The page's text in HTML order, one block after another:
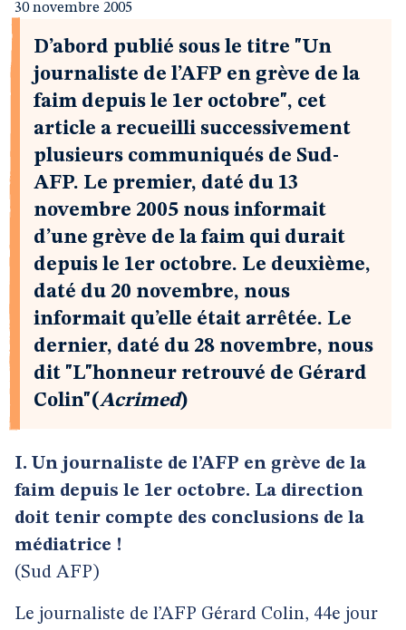
30 novembre 2005
D’abord publié sous le titre "Un
journaliste de l’AFP en grève de la
faim depuis le 1er octobre", cet
article a recueilli successivement
plusieurs communiqués de Sud-
AFP. Le premier, daté du 13
novembre 2005 nous informait
d’une grève de la faim qui durait
depuis le 1er octobre. Le deuxième,
daté du 20 novembre, nous
informait qu’elle était arrêtée. Le
dernier, daté du 28 novembre, nous
dit "L"honneur retrouvé de Gérard
Colin"(Acrimed)
I. Un journaliste de l’AFP en grève de la
faim depuis le 1er octobre. La direction
doit tenir compte des conclusions de la
médiatrice !
(Sud AFP)
Le journaliste de l’AFP Gérard Colin, 44e jour